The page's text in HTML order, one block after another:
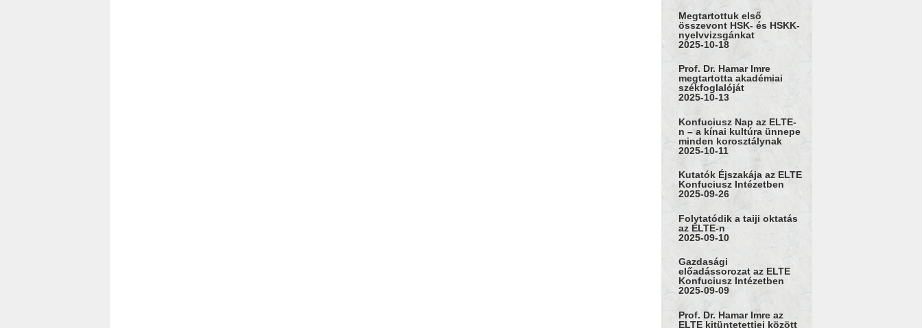
Megtartottuk első
összevont HSK- és HSKK-
nyelvvizsgánkat
2025-10-18
Prof. Dr. Hamar Imre
megtartotta akadémiai
székfoglalóját
2025-10-13
Konfuciusz Nap az ELTE-
n – a kínai kultúra ünnepe
minden korosztálynak
2025-10-11
Kutatók Éjszakája az ELTE
Konfuciusz Intézetben
2025-09-26
Folytatódik a taiji oktatás
az ELTE-n
2025-09-10
Gazdasági
előadássorozat az ELTE
Konfuciusz Intézetben
2025-09-09
Prof. Dr. Hamar Imre az
ELTE kitüntetettjei között